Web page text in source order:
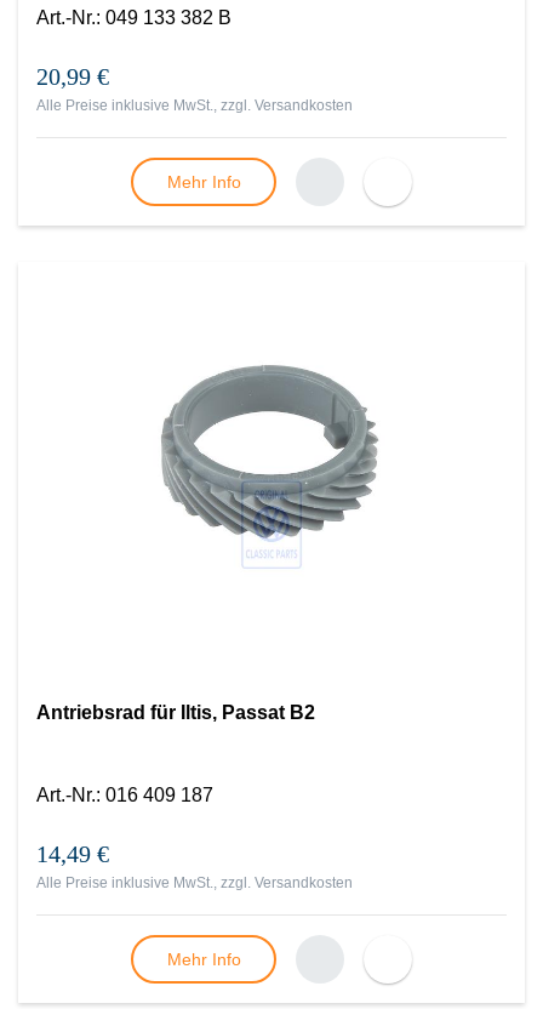
Art.-Nr.: 049 133 382 B
20,99 €
Alle Preise inklusive MwSt., zzgl. Versandkosten
Mehr Info
Antriebsrad für Iltis, Passat B2
Art.-Nr.: 016 409 187
14,49 €
Alle Preise inklusive MwSt., zzgl. Versandkosten
Mehr Info